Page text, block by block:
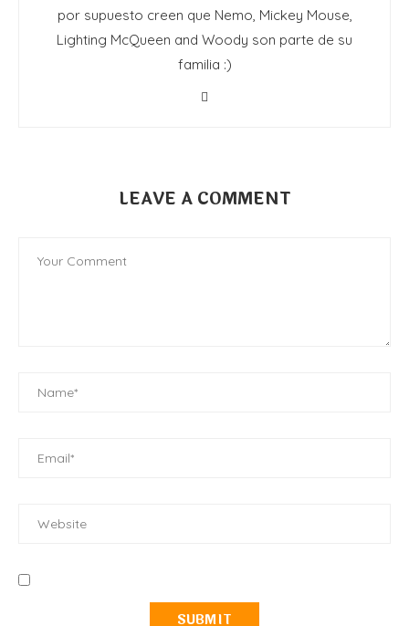
por supuesto creen que Nemo, Mickey Mouse,
Lighting McQueen and Woody son parte de su
familia :)
LEAVE A COMMENT